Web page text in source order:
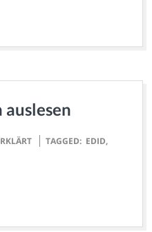
TAGGED: EDID,